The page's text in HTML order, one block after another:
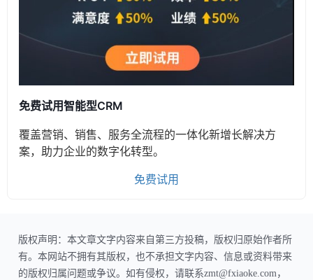
免费试用智能型CRM
覆盖营销、销售、服务全流程的一体化新增长解决方
案，助力企业的数字化转型。
免费试用
版权声明：本文章文字内容来自第三方投稿，版权归原始作者所
有。本网站不拥有其版权，也不承担文字内容、信息或资料带来
的版权归属问题或争议。如有侵权，请联系zmt@fxiaoke.com，